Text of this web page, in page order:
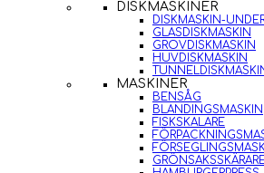
DISKMASKINER
DISKMASKIN-
GLASDISKMASKIN
GROVDISKMASKIN
HUVDISKMASKIN
MASKINER
BENSÅG
BLANDINGSMASKIN
FISKSKALARE